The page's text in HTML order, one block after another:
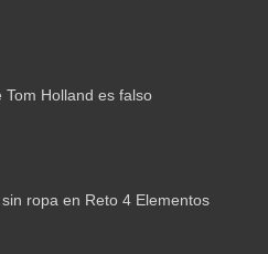
Tom Holland es falso
ropa en Reto 4 Elementos